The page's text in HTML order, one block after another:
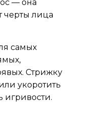
— она
черты лица
самых
Стрижку
укоротить
игривости.